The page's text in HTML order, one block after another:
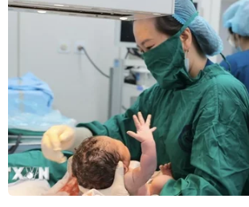
TIN CÙNG CHUYÊN MỤC
Khoa học công nghệ sẽ trở thành
động lực mới của quan hệ Việt Nam-
Australia
09/08/2026 02:01